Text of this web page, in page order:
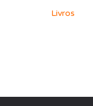
Livros